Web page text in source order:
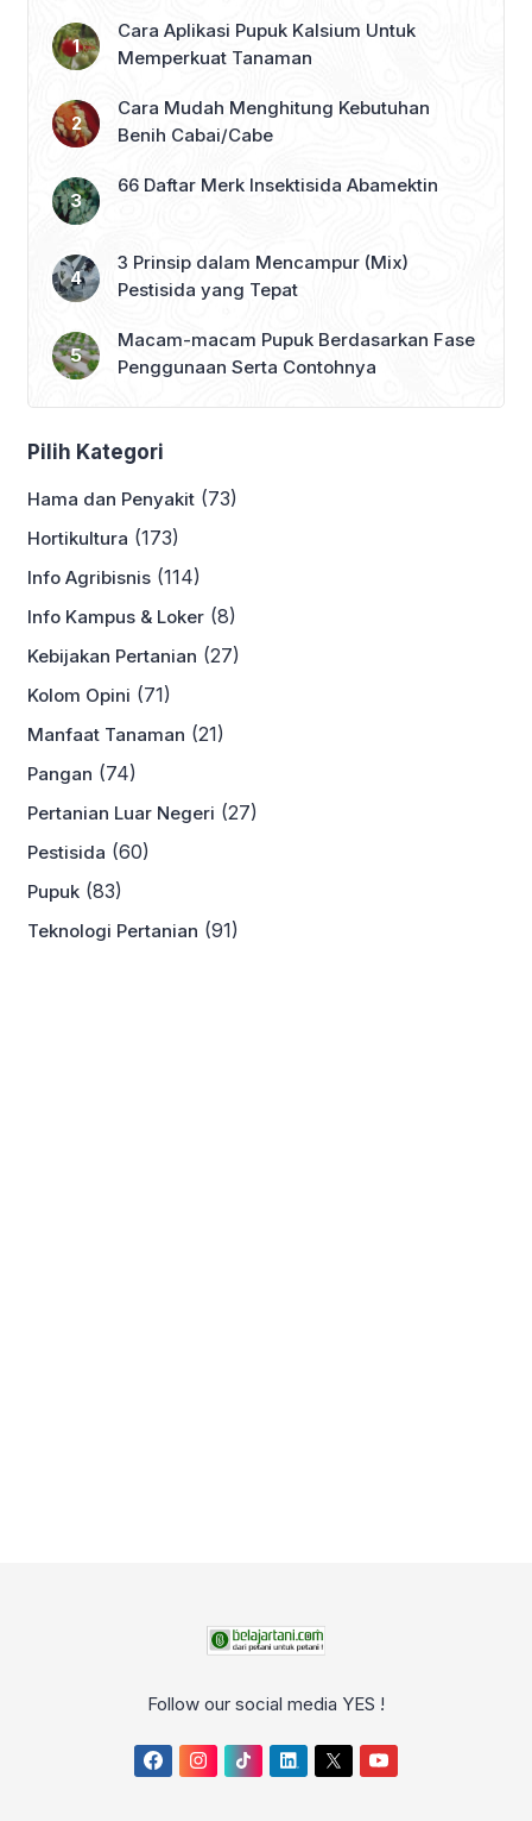
Cara Aplikasi Pupuk Kalsium Untuk
Memperkuat Tanaman
Cara Mudah Menghitung Kebutuhan
Benih Cabai/Cabe
66 Daftar Merk Insektisida Abamektin
3 Prinsip dalam Mencampur (Mix)
Pestisida yang Tepat
Macam-macam Pupuk Berdasarkan Fase
Penggunaan Serta Contohnya
Pilih Kategori
Hama dan Penyakit (73)
Hortikultura (173)
Info Agribisnis (114)
Info Kampus & Loker (8)
Kebijakan Pertanian (27)
Kolom Opini (71)
Manfaat Tanaman (21)
Pangan (74)
Pertanian Luar Negeri (27)
Pestisida (60)
Pupuk (83)
Teknologi Pertanian (91)
Follow our social media YES !